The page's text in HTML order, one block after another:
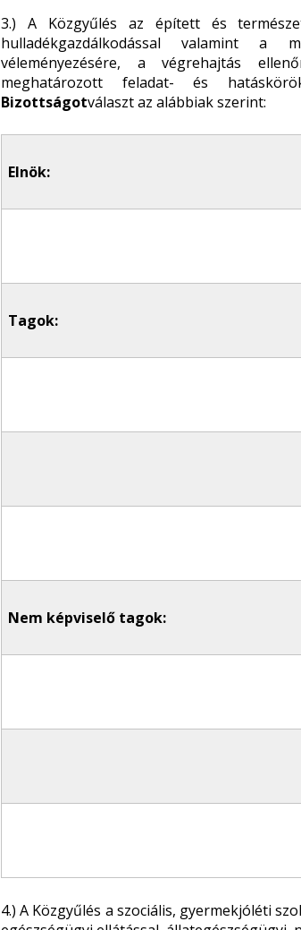
3.) A Közgyűlés az épített és
hulladékgazdálkodással valamint a
véleményezésére, a végrehajtás
meghatározott feladat- és
Bizottságotválaszt az alábbiak szerint:
Elnök:
Tagok:
Nem képviselő tagok:
4.) A Közgyűlés a szociális, gyermekjóléti